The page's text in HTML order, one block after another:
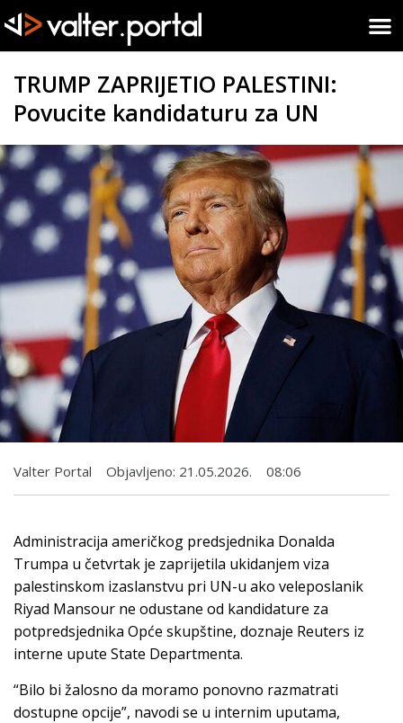
TRUMP ZAPRIJETIO PALESTINI:
Povucite kandidaturu za UN
Valter Portal Objavljeno: 21.05.2026. 08:06
Administracija američkog predsjednika Donalda
Trumpa u četvrtak je zaprijetila ukidanjem viza
palestinskom izaslanstvu pri UN-u ako veleposlanik
Riyad Mansour ne odustane od kandidature za
potpredsjednika Opće skupštine, doznaje Reuters iz
interne upute State Departmenta.
“Bilo bi žalosno da moramo ponovno razmatrati
dostupne opcije”, navodi se u internim uputama,